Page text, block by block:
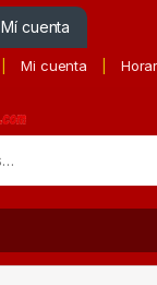
Mí cuenta
Mi cuenta